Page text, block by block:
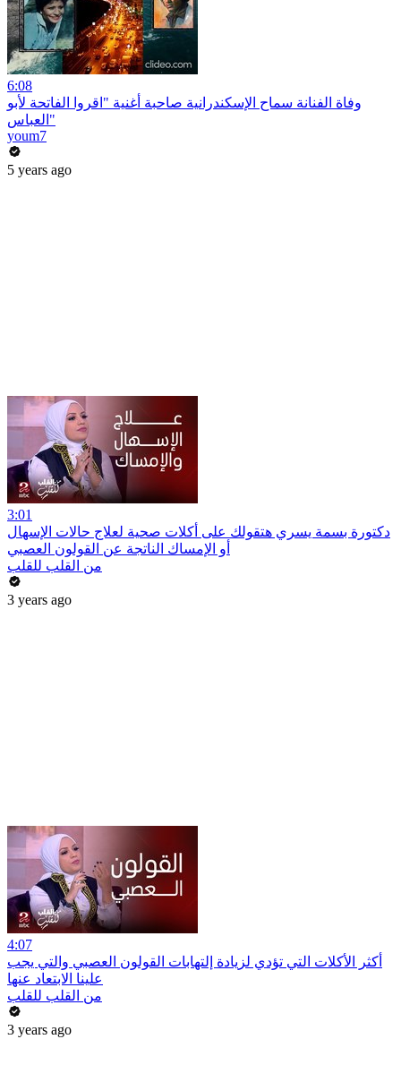
6:08
وفاة الفنانة سماح الإسكندرانية صاحبة أغنية "اقروا الفاتحة لأبو
العباس"
youm7
5 years ago
3:01
دكتورة بسمة يسري هتقولك على أكلات صحية لعلاج حالات الإسهال
أو الإمساك الناتجة عن القولون العصبي
من القلب للقلب
3 years ago
4:07
أكثر الأكلات التي تؤدي لزيادة إلتهابات القولون العصبي والتي يجب
علينا الابتعاد عنها
من القلب للقلب
3 years ago